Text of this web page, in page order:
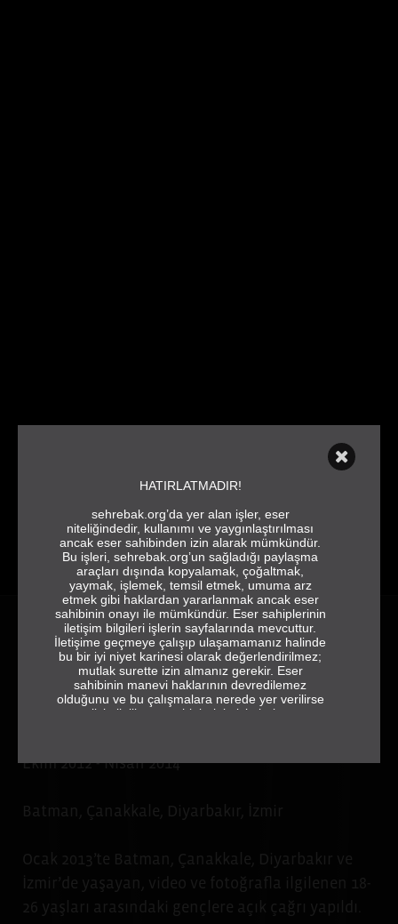
HATIRLATMADIR!
sehrebak.org’da yer alan işler, eser
niteliğindedir, kullanımı ve yaygınlaştırılması
ancak eser sahibinden izin alarak mümkündür.
Bu işleri, sehrebak.org’un sağladığı paylaşma
araçları dışında kopyalamak, çoğaltmak,
yaymak, işlemek, temsil etmek, umuma arz
etmek gibi haklardan yararlanmak ancak eser
sahibinin onayı ile mümkündür. Eser sahiplerinin
iletişim bilgileri işlerin sayfalarında mevcuttur.
İletişime geçmeye çalışıp ulaşamamanız halinde
bu bir iyi niyet karinesi olarak değerlendirilmez;
mutlak surette izin almanız gerekir. Eser
sahibinin manevi haklarının devredilemez
olduğunu ve bu çalışmalara nerede yer verilirse
verilsin ilgili eser sahiplerinin isimlerine ve
HATIRLAMAK VE
ANLATMAK İÇİN
ŞEHRE BAK 2012-
Ekim 2012 - Nisan 2014